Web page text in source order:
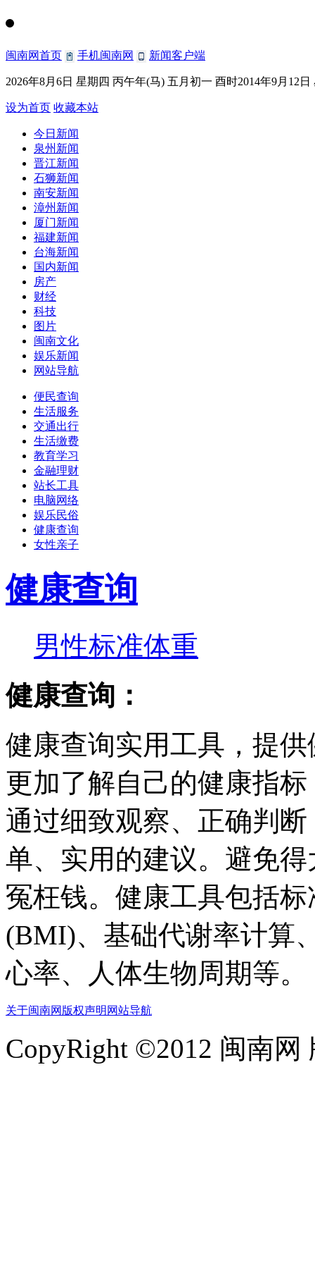
闽南网首页 手机闽南网 新闻客户端
2026年8月6日 星期四 丙午年(马) 五月初一 酉时2014年9月12
设为首页 收藏本站
今日新闻
泉州新闻
晋江新闻
石狮新闻
南安新闻
漳州新闻
厦门新闻
福建新闻
台海新闻
国内新闻
房产
财经
科技
图片
闽南文化
娱乐新闻
网站导航
便民查询
生活服务
交通出行
生活缴费
教育学习
金融理财
站长工具
电脑网络
娱乐民俗
健康查询
女性亲子
健康查询
男性标准体重
健康查询：
健康查询实用工具，提
更加了解自己的健康指
通过细致观察、正确判
单、实用的建议。避免
冤枉钱。健康工具包括
(BMI)、基础代谢率计算
心率、人体生物周期等。
关于闽南网 版权声明 网站导航
CopyRight ©2012 闽南